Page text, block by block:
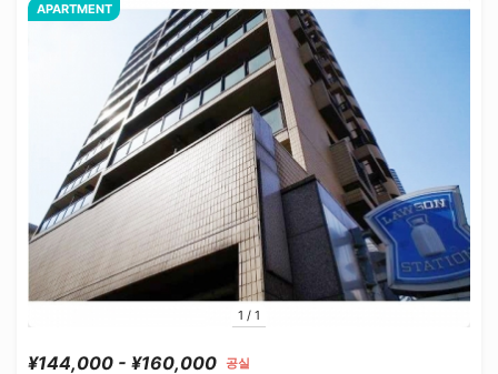
1 / 1
APARTMENT
¥144,000 - ¥160,000 공실